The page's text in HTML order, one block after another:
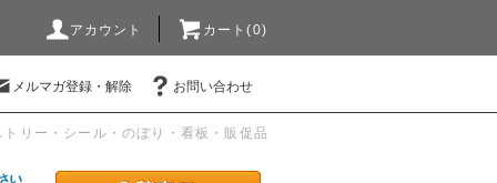
アカウント カート(0)
メルマガ登録・解除 お問い合わせ
リー・シール・のぼり・看板・販促品